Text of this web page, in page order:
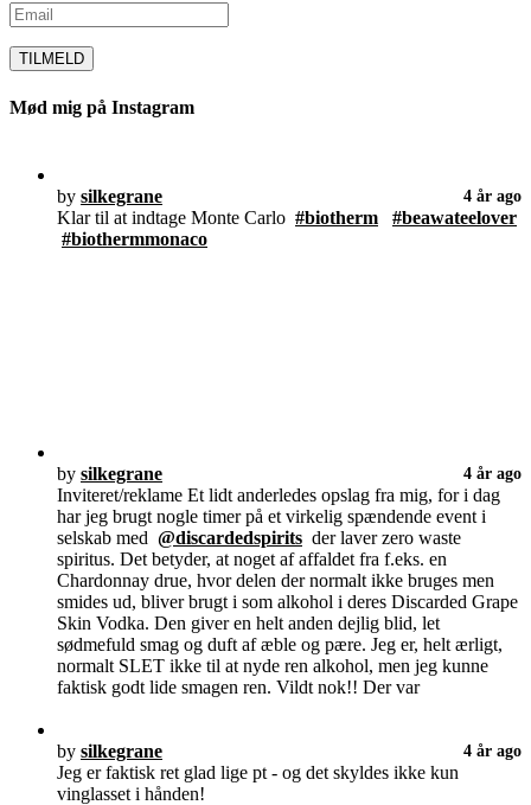
Mød mig på Instagram
by silkegrane 4 år ago
Klar til at indtage Monte Carlo #biotherm
#beawateelover
#biothermmonaco
by silkegrane 4 år ago
Inviteret/reklame Et lidt anderledes opslag fra mig, for i dag
har jeg brugt nogle timer på et virkelig spændende event i
selskab med @discardedspirits der laver zero waste
spiritus. Det betyder, at noget af affaldet fra f.eks. en
Chardonnay drue, hvor delen der normalt ikke bruges men
smides ud, bliver brugt i som alkohol i deres Discarded Grape
Skin Vodka. Den giver en helt anden dejlig blid, let
sødmefuld smag og duft af æble og pære. Jeg er, helt ærligt,
normalt SLET ikke til at nyde ren alkohol, men jeg kunne
faktisk godt lide smagen ren. Vildt nok!! Der var
by silkegrane 4 år ago
Jeg er faktisk ret glad lige pt - og det skyldes ikke kun
vinglasset i hånden!